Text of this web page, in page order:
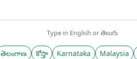
Type in English or తెలుగు
తెలంగాణ కోస్తా Karnataka Malaysia